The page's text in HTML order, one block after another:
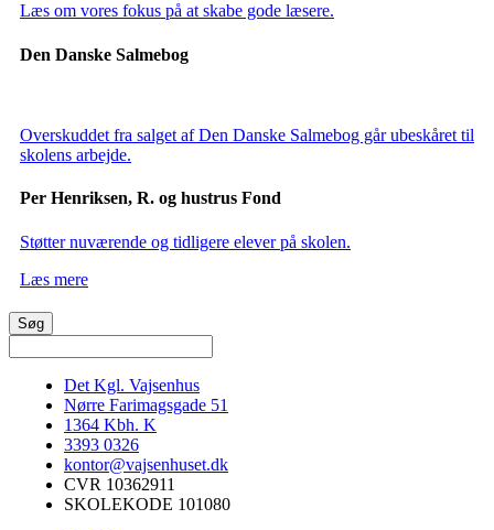
Læs om vores fokus på at skabe gode læsere.
Den Danske Salmebog
Overskuddet fra salget af Den Danske Salmebog går ubeskåret til
skolens arbejde.
Per Henriksen, R. og hustrus Fond
Støtter nuværende og tidligere elever på skolen.
Læs mere
Det Kgl. Vajsenhus
Nørre Farimagsgade 51
1364 Kbh. K
3393 0326
kontor@vajsenhuset.dk
CVR 10362911
SKOLEKODE 101080